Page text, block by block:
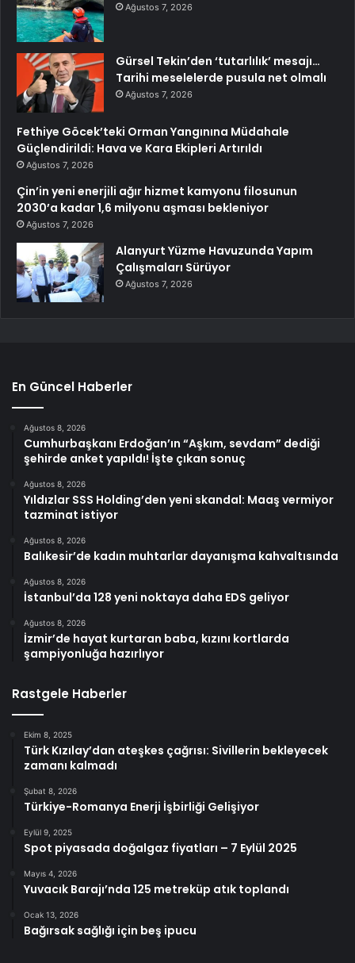
Ağustos 7, 2026
Gürsel Tekin’den ‘tutarlılık’ mesajı…
Tarihi meselelerde pusula net olmalı
Ağustos 7, 2026
Fethiye Göcek’teki Orman Yangınına Müdahale
Güçlendirildi: Hava ve Kara Ekipleri Artırıldı
Ağustos 7, 2026
Çin’in yeni enerjili ağır hizmet kamyonu filosunun
2030’a kadar 1,6 milyonu aşması bekleniyor
Ağustos 7, 2026
Alanyurt Yüzme Havuzunda Yapım
Çalışmaları Sürüyor
Ağustos 7, 2026
En Güncel Haberler
Ağustos 8, 2026
Cumhurbaşkanı Erdoğan’ın “Aşkım, sevdam” dediği
şehirde anket yapıldı! İşte çıkan sonuç
Ağustos 8, 2026
Yıldızlar SSS Holding’den yeni skandal: Maaş vermiyor
tazminat istiyor
Ağustos 8, 2026
Balıkesir’de kadın muhtarlar dayanışma kahvaltısında
Ağustos 8, 2026
İstanbul’da 128 yeni noktaya daha EDS geliyor
Ağustos 8, 2026
İzmir’de hayat kurtaran baba, kızını kortlarda
şampiyonluğa hazırlıyor
Rastgele Haberler
Ekim 8, 2025
Türk Kızılay’dan ateşkes çağrısı: Sivillerin bekleyecek
zamanı kalmadı
Şubat 8, 2026
Türkiye-Romanya Enerji İşbirliği Gelişiyor
Eylül 9, 2025
Spot piyasada doğalgaz fiyatları – 7 Eylül 2025
Mayıs 4, 2026
Yuvacık Barajı’nda 125 metreküp atık toplandı
Ocak 13, 2026
Bağırsak sağlığı için beş ipucu